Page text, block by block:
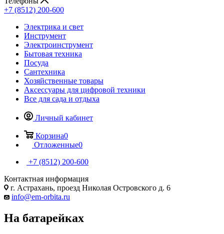
+7 (8512) 200-600
Электрика и свет
Инструмент
Электроинструмент
Бытовая техника
Посуда
Сантехника
Хозяйственные товары
Аксессуары для цифровой техники
Все для сада и отдыха
Личный кабинет
Корзина0
Отложенные0
+7 (8512) 200-600
Контактная информация
г. Астрахань, проезд Николая Островского д. 6
info@em-orbita.ru
На батарейках